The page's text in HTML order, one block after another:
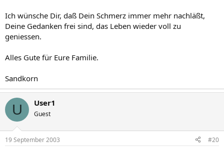
Ich wünsche Dir, daß Dein Schmerz immer mehr nachläßt,
Deine Gedanken frei sind, das Leben wieder voll zu
geniessen.
Alles Gute für Eure Familie.
Sandkorn
U User1
Guest
19 September 2003 #20